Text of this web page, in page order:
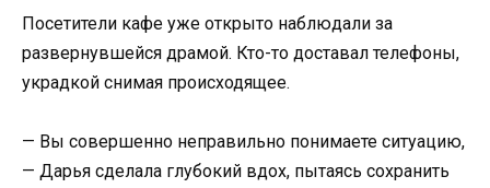
Посетители кафе уже открыто наблюдали за
развернувшейся драмой. Кто-то доставал телефоны,
украдкой снимая происходящее.
— Вы совершенно неправильно понимаете ситуацию,
— Дарья сделала глубокий вдох, пытаясь сохранить